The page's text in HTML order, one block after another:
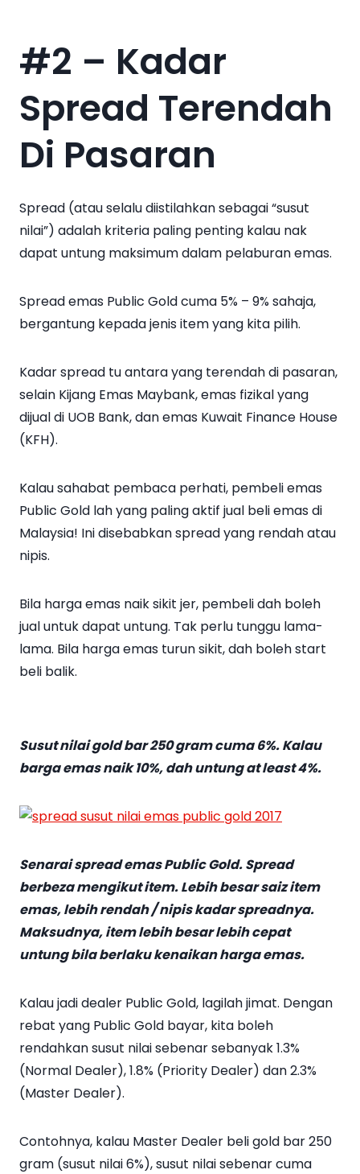
#2 – Kadar
Spread Terendah
Di Pasaran
Spread (atau selalu diistilahkan sebagai “susut
nilai”) adalah kriteria paling penting kalau nak
dapat untung maksimum dalam pelaburan emas.
Spread emas Public Gold cuma 5% – 9% sahaja,
bergantung kepada jenis item yang kita pilih.
Kadar spread tu antara yang terendah di pasaran,
selain Kijang Emas Maybank, emas fizikal yang
dijual di UOB Bank, dan emas Kuwait Finance House
(KFH).
Kalau sahabat pembaca perhati, pembeli emas
Public Gold lah yang paling aktif jual beli emas di
Malaysia! Ini disebabkan spread yang rendah atau
nipis.
Bila harga emas naik sikit jer, pembeli dah boleh
jual untuk dapat untung. Tak perlu tunggu lama-
lama. Bila harga emas turun sikit, dah boleh start
beli balik.
Susut nilai gold bar 250 gram cuma 6%. Kalau
barga emas naik 10%, dah untung at least 4%.
Senarai spread emas Public Gold. Spread
berbeza mengikut item. Lebih besar saiz item
emas, lebih rendah / nipis kadar spreadnya.
Maksudnya, item lebih besar lebih cepat
untung bila berlaku kenaikan harga emas.
Kalau jadi dealer Public Gold, lagilah jimat. Dengan
rebat yang Public Gold bayar, kita boleh
rendahkan susut nilai sebenar sebanyak 1.3%
(Normal Dealer), 1.8% (Priority Dealer) dan 2.3%
(Master Dealer).
Contohnya, kalau Master Dealer beli gold bar 250
gram (susut nilai 6%), susut nilai sebenar cuma